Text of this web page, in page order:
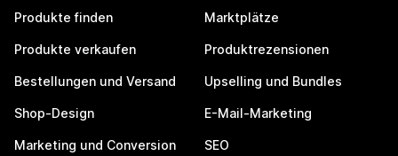
Produkte finden
Produkte verkaufen
Bestellungen und Versand
Shop-Design
Marketing und Conversion
Marktplätze
Produktrezensionen
Upselling und Bundles
E-Mail-Marketing
SEO